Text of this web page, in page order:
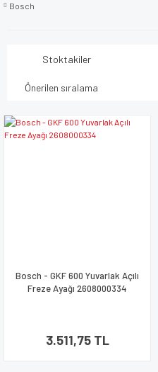
Bosch
Stoktakiler
Bosch - GKF 600 Yuvarlak Açılı
Freze Ayağı 2608000334
3.511,75 TL